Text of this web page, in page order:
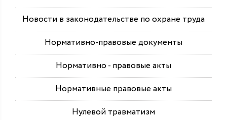
Новости в законодательстве по охране труда
Нормативно-правовые документы
Нормативно - правовые акты
Нормативные правовые акты
Нулевой травматизм